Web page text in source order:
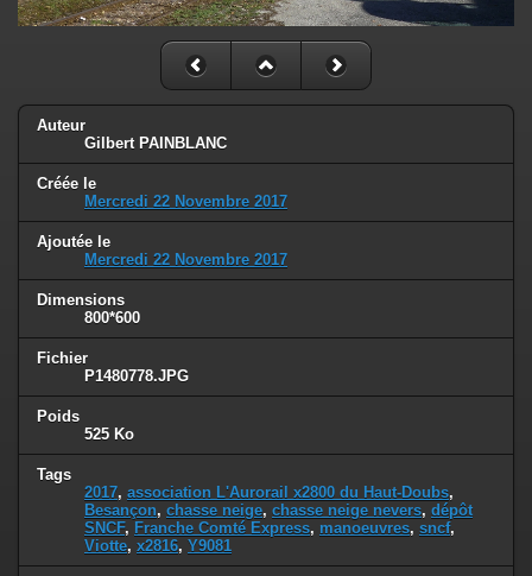
Auteur
Gilbert PAINBLANC
Créée le
Mercredi 22 Novembre 2017
Ajoutée le
Mercredi 22 Novembre 2017
Dimensions
800*600
Fichier
P1480778.JPG
Poids
525 Ko
Tags
2017, association L'Aurorail x2800 du Haut-Doubs,
Besançon, chasse neige, chasse neige nevers, dépôt
SNCF, Franche Comté Express, manoeuvres, sncf,
Viotte, x2816, Y9081